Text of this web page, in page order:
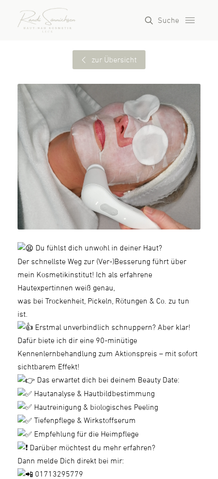
Suche
zur Übersicht
Du fühlst dich unwohl in deiner Haut?
Der schnellste Weg zur (Ver-)Besserung führt über
mein Kosmetikinstitut! Ich als erfahrene
Hautexpertinnen weiß genau,
was bei Trockenheit, Pickeln, Rötungen & Co. zu tun
ist.
Erstmal unverbindlich schnuppern? Aber klar!
Dafür biete ich dir eine 90-minütige
Kennenlernbehandlung zum Aktionspreis – mit sofort
sichtbarem Effekt!
Das erwartet dich bei deinem Beauty Date:
Hautanalyse & Hautbildbestimmung
Hautreinigung & biologisches Peeling
Tiefenpflege & Wirkstoffserum
Empfehlung für die Heimpflege
Darüber möchtest du mehr erfahren?
Dann melde Dich direkt bei mir:
01713295779